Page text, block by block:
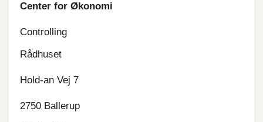
Center for Økonomi
Controlling
Rådhuset
Hold-an Vej 7
2750 Ballerup